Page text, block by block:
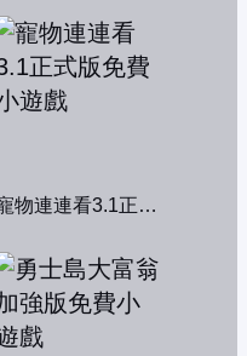
寵物連連看3.1正式版